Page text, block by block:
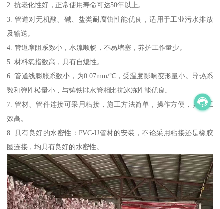
2. 抗老化性好，正常使用寿命可达50年以上。
3. 管道对无机酸、碱、盐类耐腐蚀性能优良，适用于工业污水排放
及输送。
4. 管道摩阻系数小，水流顺畅，不易堵塞，养护工作量少。
5. 材料氧指数高，具有自熄性。
6. 管道线膨胀系数小，为0.07mm/℃，受温度影响变形量小。导热系
数和弹性模量小，与铸铁排水管相比抗冰冻性能优良。
7. 管材、管件连接可采用粘接，施工方法简单，操作方便，安装工
效高。
8. 具有良好的水密性：PVC-U管材的安装，不论采用粘接还是橡胶
圈连接，均具有良好的水密性。